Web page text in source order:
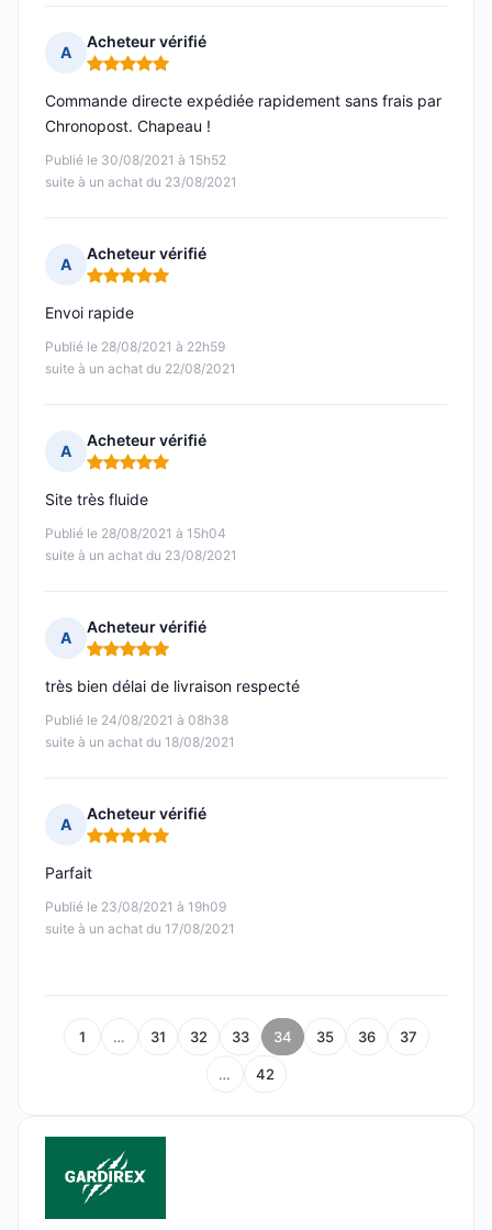
A
Acheteur vérifié
Note : 5 sur 5
Publié le 30/08/2021 à 15h52
suite à un achat du 23/08/2021
Commande directe expédiée rapidement sans frais par
Chronopost. Chapeau !
A
Acheteur vérifié
Note : 5 sur 5
Publié le 28/08/2021 à 22h59
suite à un achat du 22/08/2021
Envoi rapide
A
Acheteur vérifié
Note : 5 sur 5
Publié le 28/08/2021 à 15h04
suite à un achat du 23/08/2021
Site très fluide
A
Acheteur vérifié
Note : 5 sur 5
Publié le 24/08/2021 à 08h38
suite à un achat du 18/08/2021
très bien délai de livraison respecté
A
Acheteur vérifié
Note : 5 sur 5
Publié le 23/08/2021 à 19h09
suite à un achat du 17/08/2021
Parfait
1 … 31 32 33 34 35 36 37
… 42